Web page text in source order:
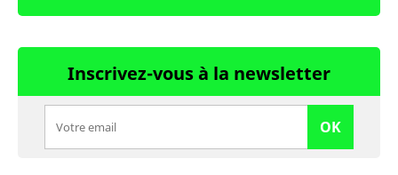
Inscrivez-vous à la newsletter
OK